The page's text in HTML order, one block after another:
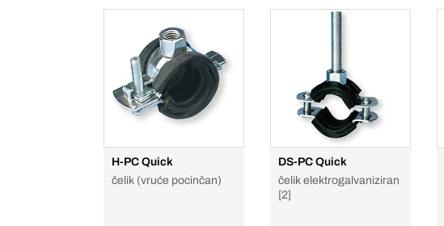
H-PC Quick
čelik (vruće pocinčan)
DS-PC Quick
čelik elektrogalvaniziran
[2]